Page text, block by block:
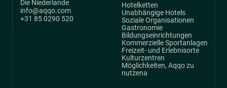
Die Niederlande
info@aqqo.com
+31 85 0290 520
Hotelketten
Unabhängige Hotels
Soziale Organisationen
Gastronomie
Bildungseinrichtungen
Kommerzielle Sportanlagen
Freizeit- und Erlebnisorte
Kulturzentren
Möglichkeiten, Aqqo zu
nutzena